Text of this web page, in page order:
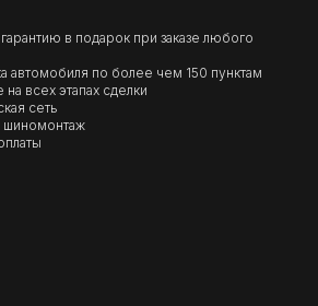
в подарок при заказе любого
автомобиля по более чем 150 пунктам
всех этапах сделки
сеть
шиномонтаж